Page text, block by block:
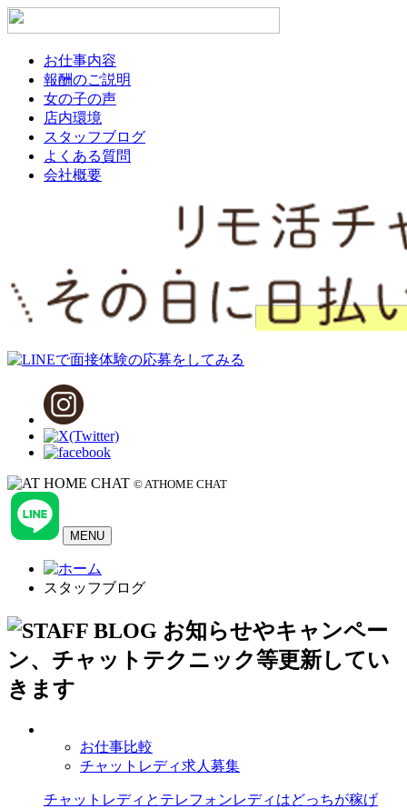
お仕事内容
報酬のご説明
女の子の声
店内環境
スタッフブログ
よくある質問
会社概要
© ATHOME CHAT
MENU
スタッフブログ
お仕事比較
チャットレディ求人募集
チャットレディとテレフォンレディはどっちが稼げ